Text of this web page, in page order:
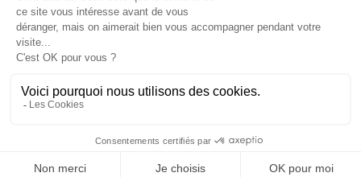
Notre Entreprise
Abonnez-vous à la Newsletter
Suivez-nous sur les Réseaux Sociaux